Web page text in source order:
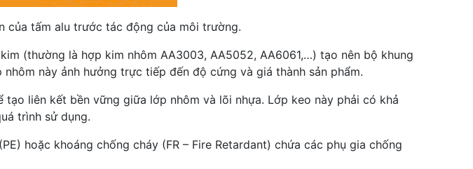
của tấm alu trước tác động của môi trường.
(thường là hợp kim nhôm AA3003, AA5052, AA6061,…) tạo nên bộ khung
này ảnh hưởng trực tiếp đến độ cứng và giá thành sản phẩm.
liên kết bền vững giữa lớp nhôm và lõi nhựa. Lớp keo này phải có khả
trình sử dụng.
hoặc khoáng chống cháy (FR – Fire Retardant) chứa các phụ gia chống